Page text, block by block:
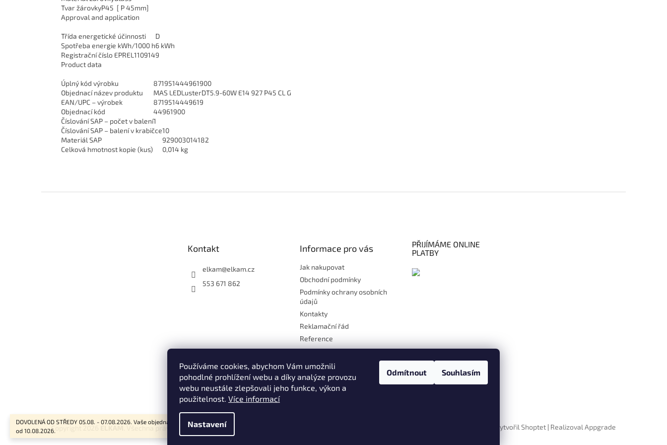
Používáme cookies, abychom Vám umožnili
pohodlné prohlížení webu a díky analýze provozu
webu neustále zlepšovali jeho funkce, výkon a
použitelnost. Více informací
Nastavení
Odmítnout Souhlasím
DOVOLENÁ OD STŘEDY 05.08. - 07.08.2026. Vaše objednávky budou vyřizovány
od 10.08.2026.
Tvar žárovkyP45 [ P 45mm]
Approval and application
Třída energetické účinnosti
D
Spotřeba energie kWh/1000 h6 kWh
Registrační číslo EPREL 1109149
Product data
Úplný kód výrobku
871951444961900
Objednací název produktu
MAS LEDLusterDT5.9-60W E14 927 P45 CL G
EAN/UPC – výrobek
8719514449619
Objednací kód
44961900
Číslování SAP – počet v balení1
Číslování SAP – balení v krabičce10
Materiál SAP
929003014182
Celková hmotnost kopie (kus)
0,014 kg
Kontakt
elkam@elkam.cz
553 671 862
Informace pro vás
Jak nakupovat
Obchodní podmínky
Podmínky ochrany osobních
údajů
Kontakty
Reklamační řád
Reference
Doprava
Platby
Kontakt
Moje objednávka
PŘIJÍMÁME ONLINE
PLATBY
Vytvořil Shoptet | Realizoval Appgrade
Copyright 2026 . Všechna práva vyhrazena.